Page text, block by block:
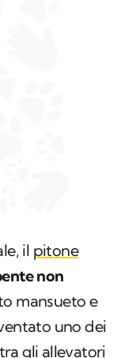
il pitone
non
mansueto e
uno dei
gli allevatori